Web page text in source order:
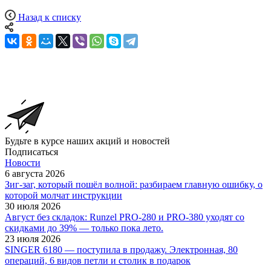
Назад к списку
Будьте в курсе наших акций и новостей
Подписаться
Новости
6 августа 2026
Зиг-заг, который пошёл волной: разбираем главную ошибку, о
которой молчат инструкции
30 июля 2026
Август без складок: Runzel PRO-280 и PRO-380 уходят со
скидками до 39% — только пока лето.
23 июля 2026
SINGER 6180 — поступила в продажу. Электронная, 80
операций, 6 видов петли и столик в подарок